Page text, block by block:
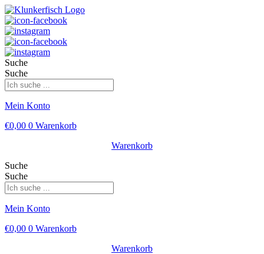
Suche
Suche
Mein Konto
€0,00 0 Warenkorb
Warenkorb
Suche
Suche
Mein Konto
€0,00 0 Warenkorb
Warenkorb